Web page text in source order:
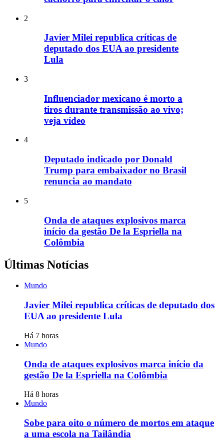
2
Javier Milei republica críticas de
deputado dos EUA ao presidente
Lula
3
Influenciador mexicano é morto a
tiros durante transmissão ao vivo;
veja vídeo
4
Deputado indicado por Donald
Trump para embaixador no Brasil
renuncia ao mandato
5
Onda de ataques explosivos marca
início da gestão De la Espriella na
Colômbia
Últimas Notícias
Mundo
Javier Milei republica críticas de deputado dos
EUA ao presidente Lula
Há 7 horas
Mundo
Onda de ataques explosivos marca início da
gestão De la Espriella na Colômbia
Há 8 horas
Mundo
Sobe para oito o número de mortos em ataque
a uma escola na Tailândia